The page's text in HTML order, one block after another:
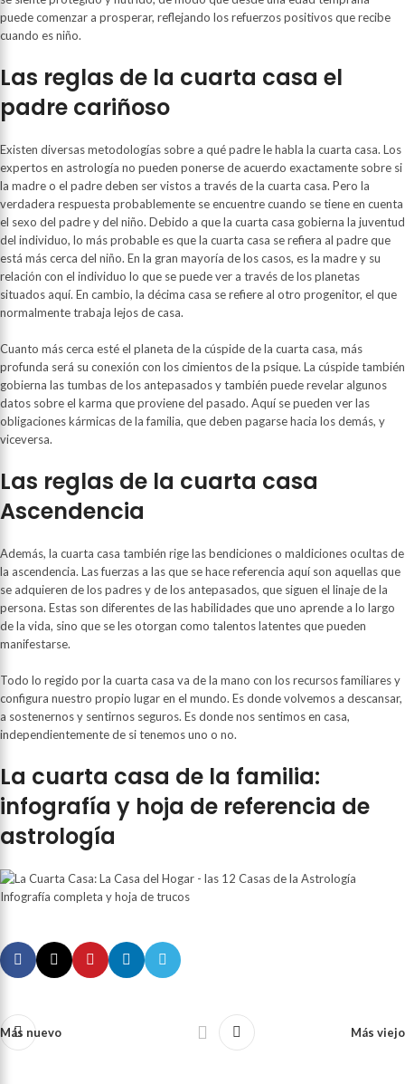
puede comenzar a prosperar, reflejando los refuerzos positivos que recibe
cuando es niño.
Las reglas de la cuarta casa el
padre cariñoso
Existen diversas metodologías sobre a qué padre le habla la cuarta casa. Los
expertos en astrología no pueden ponerse de acuerdo exactamente sobre si
la madre o el padre deben ser vistos a través de la cuarta casa. Pero la
verdadera respuesta probablemente se encuentre cuando se tiene en cuenta
el sexo del padre y del niño. Debido a que la cuarta casa gobierna la juventud
del individuo, lo más probable es que la cuarta casa se refiera al padre que
está más cerca del niño. En la gran mayoría de los casos, es la madre y su
relación con el individuo lo que se puede ver a través de los planetas
situados aquí. En cambio, la décima casa se refiere al otro progenitor, el que
normalmente trabaja lejos de casa.
Cuanto más cerca esté el planeta de la cúspide de la cuarta casa, más
profunda será su conexión con los cimientos de la psique. La cúspide también
gobierna las tumbas de los antepasados ​​y también puede revelar algunos
datos sobre el karma que proviene del pasado. Aquí se pueden ver las
obligaciones kármicas de la familia, que deben pagarse hacia los demás, y
viceversa.
Las reglas de la cuarta casa
Ascendencia
Además, la cuarta casa también rige las bendiciones o maldiciones ocultas de
la ascendencia. Las fuerzas a las que se hace referencia aquí son aquellas que
se adquieren de los padres y de los antepasados, que siguen el linaje de la
persona. Estas son diferentes de las habilidades que uno aprende a lo largo
de la vida, sino que se les otorgan como talentos latentes que pueden
manifestarse.
Todo lo regido por la cuarta casa va de la mano con los recursos familiares y
configura nuestro propio lugar en el mundo. Es donde volvemos a descansar,
a sostenernos y sentirnos seguros. Es donde nos sentimos en casa,
independientemente de si tenemos uno o no.
La cuarta casa de la familia:
infografía y hoja de referencia de
astrología
Más nuevo Más viejo